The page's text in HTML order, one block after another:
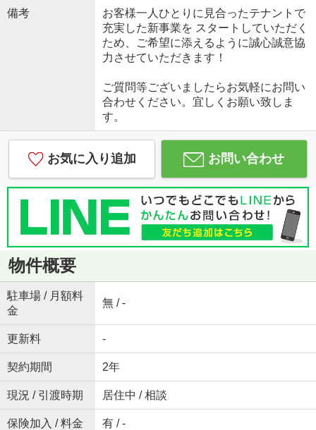
備考
お客様一人ひとりに見合ったテナントで
充実した新事業を スタートしていただく
ため、ご希望に添えるように誠心誠意協
力させていただきます！
ご質問等ございましたらお気軽にお問い
合わせください。宜しくお願い致しま
す。
お気に入り追加 お問い合わせ
物件概要
駐車場 / 月額料
金
無 / -
更新料 -
契約期間 2年
現況 / 引渡時期 居住中 / 相談
保険加入 / 料金 有 / -